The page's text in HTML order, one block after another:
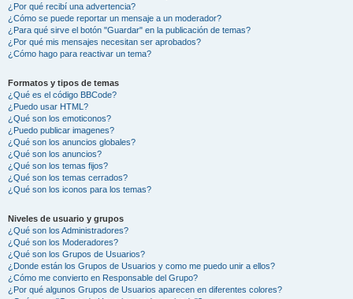
¿Por qué recibí una advertencia?
¿Cómo se puede reportar un mensaje a un moderador?
¿Para qué sirve el botón "Guardar" en la publicación de temas?
¿Por qué mis mensajes necesitan ser aprobados?
¿Cómo hago para reactivar un tema?
Formatos y tipos de temas
¿Qué es el código BBCode?
¿Puedo usar HTML?
¿Qué son los emoticonos?
¿Puedo publicar imagenes?
¿Qué son los anuncios globales?
¿Qué son los anuncios?
¿Qué son los temas fijos?
¿Qué son los temas cerrados?
¿Qué son los iconos para los temas?
Niveles de usuario y grupos
¿Qué son los Administradores?
¿Qué son los Moderadores?
¿Qué son los Grupos de Usuarios?
¿Donde están los Grupos de Usuarios y como me puedo unir a ellos?
¿Cómo me convierto en Responsable del Grupo?
¿Por qué algunos Grupos de Usuarios aparecen en diferentes colores?